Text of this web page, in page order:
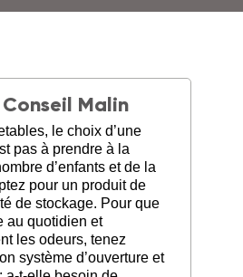
Malin
le choix d’une
pas à prendre à la
d’enfants et de la
pour un produit de
de stockage. Pour que
au quotidien et
les odeurs, tenez
système d’ouverture et